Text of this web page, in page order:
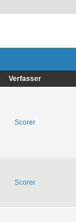
Verfasser
Scorer
Scorer